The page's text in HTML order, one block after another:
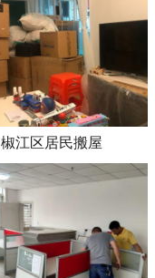
椒江区居民搬屋